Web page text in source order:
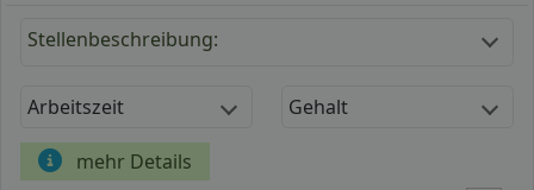
Stellenbeschreibung:
Arbeitszeit Gehalt
mehr Details